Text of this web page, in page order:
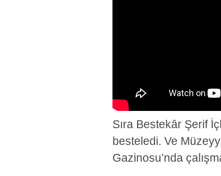
Sıra Bestekâr Şerif
besteledi. Ve
Gazinosu’nda